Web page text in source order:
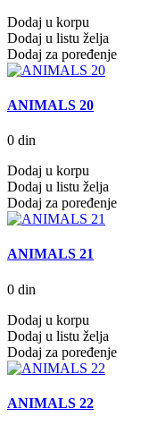
Dodaj u korpu
Dodaj u listu želja
Dodaj za poređenje
ANIMALS 20
0 din
Dodaj u korpu
Dodaj u listu želja
Dodaj za poređenje
ANIMALS 21
0 din
Dodaj u korpu
Dodaj u listu želja
Dodaj za poređenje
ANIMALS 22